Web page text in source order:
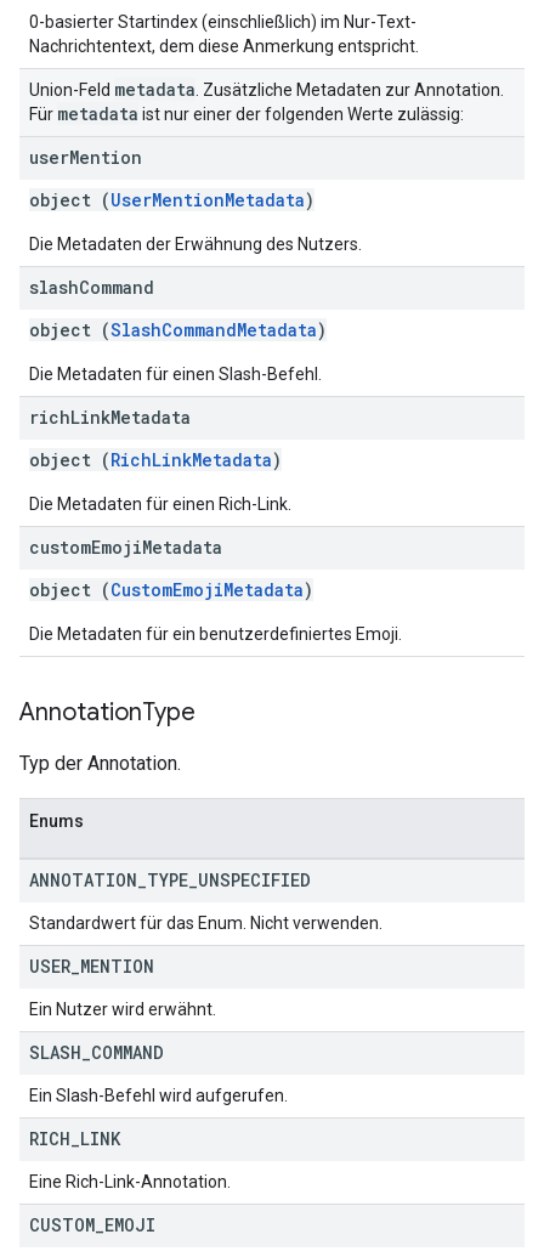
0-basierter Startindex (einschließlich) im Nur-Text-
Nachrichtentext, dem diese Anmerkung entspricht.
Union-Feld metadata . Zusätzliche Metadaten zur Annotation.
Für metadata ist nur einer der folgenden Werte zulässig:
userMention
object (UserMentionMetadata)
Die Metadaten der Erwähnung des Nutzers.
slashCommand
object (SlashCommandMetadata)
Die Metadaten für einen Slash-Befehl.
richLinkMetadata
object (RichLinkMetadata)
Die Metadaten für einen Rich-Link.
customEmojiMetadata
object (CustomEmojiMetadata)
Die Metadaten für ein benutzerdefiniertes Emoji.
AnnotationType
Typ der Annotation.
Enums
ANNOTATION TYPE UNSPECIFIED
Standardwert für das Enum. Nicht verwenden.
USER MENTION
Ein Nutzer wird erwähnt.
SLASH COMMAND
Ein Slash-Befehl wird aufgerufen.
RICH LINK
Eine Rich-Link-Annotation.
CUSTOM EMOJI